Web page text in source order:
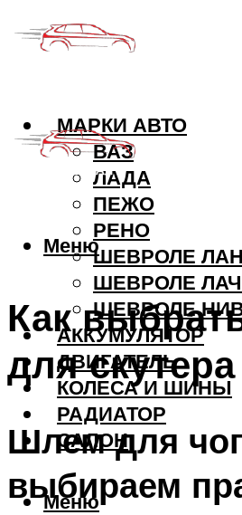
МАРКИ АВТО
ВАЗ
ЛАДА
ПЕЖО
РЕНО
ШЕВРОЛЕ
ШЕВРОЛЕ
ШЕВРОЛЕ
АККУМУЛЯТОР
ДВИГАТЕЛЬ
КОЛЕСА И ШИНЫ
РАДИАТОР
САЛОН
Меню
Меню
Как
для скутера
Шлем для
выбираем